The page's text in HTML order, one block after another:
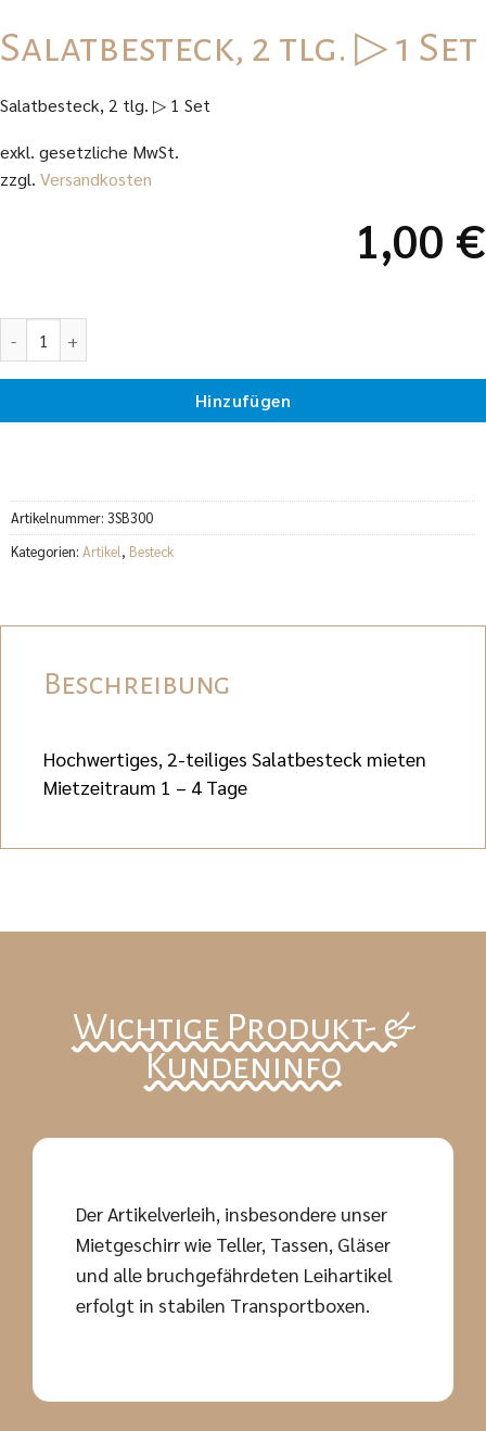
Salatbesteck, 2 tlg. ▷ 1 Set
Salatbesteck, 2 tlg. ▷ 1 Set
exkl. gesetzliche MwSt.
zzgl. Versandkosten
1,00 €
Hinzufügen
Artikelnummer: 3SB300
Kategorien: Artikel, Besteck
Beschreibung
Hochwertiges, 2-teiliges Salatbesteck mieten
Mietzeitraum 1 – 4 Tage
Wichtige Produkt- &
Kundeninfo
Der Artikelverleih, insbesondere unser
Mietgeschirr wie Teller, Tassen, Gläser
und alle bruchgefährdeten Leihartikel
erfolgt in stabilen Transportboxen.